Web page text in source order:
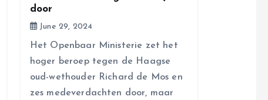
door
June 29, 2024
Het Openbaar Ministerie zet het
hoger beroep tegen de Haagse
oud-wethouder Richard de Mos en
zes medeverdachten door, maar